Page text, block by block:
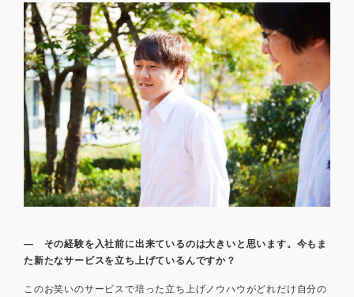
― その経験を入社前に出来ているのは大きいと思います。今もま
た新たなサービスを立ち上げているんですか？
このお笑いのサービスで培った立ち上げノウハウがどれだけ自分の